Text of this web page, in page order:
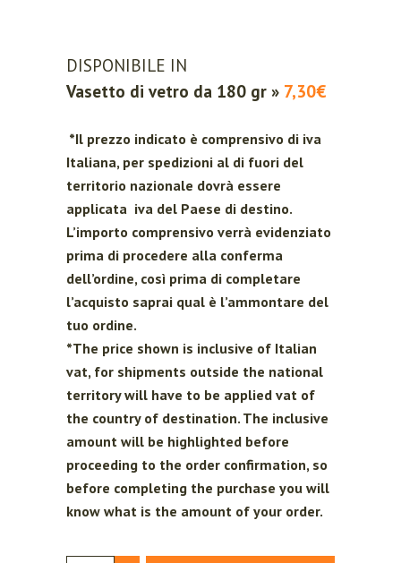
DISPONIBILE IN
Vasetto di vetro da 180 gr » 7,30€
*Il prezzo indicato è comprensivo di iva
Italiana, per spedizioni al di fuori del
territorio nazionale dovrà essere
applicata iva del Paese di destino.
L’importo comprensivo verrà evidenziato
prima di procedere alla conferma
dell’ordine, così prima di completare
l’acquisto saprai qual è l’ammontare del
tuo ordine.
*The price shown is inclusive of Italian
vat, for shipments outside the national
territory will have to be applied vat of
the country of destination. The inclusive
amount will be highlighted before
proceeding to the order confirmation, so
before completing the purchase you will
know what is the amount of your order.
LOGIN REGISTER